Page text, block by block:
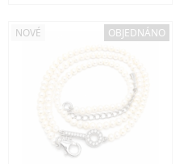
NOVÉ OBJEDNÁNO